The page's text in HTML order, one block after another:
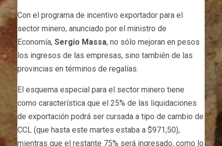
Con el programa de incentivo exportador para el
sector minero, anunciado por el ministro de
Economía, Sergio Massa, no sólo mejoran en pesos
los ingresos de las empresas, sino también de las
provincias en términos de regalías.
El esquema especial para el sector minero tiene
como característica que el 25% de las liquidaciones
de exportación podrá ser cursada a tipo de cambio de
CCL (que hasta este martes estaba a $971,50),
mientras que el restante 75% será ingresado, como lo